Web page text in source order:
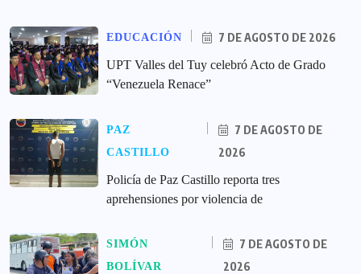
EDUCACIÓN
7 DE AGOSTO DE 2026
UPT Valles del Tuy celebró Acto de Grado
“Venezuela Renace”
PAZ
CASTILLO
7 DE AGOSTO DE
2026
‎Policía de Paz Castillo reporta tres
aprehensiones por violencia de
SIMÓN
BOLÍVAR
7 DE AGOSTO DE
2026